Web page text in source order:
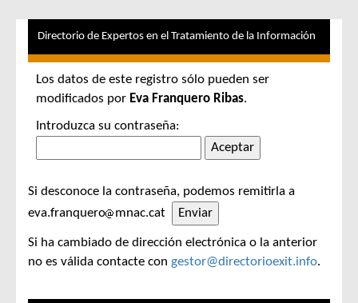
Directorio de Expertos en el Tratamiento de la Información
Los datos de este registro sólo pueden ser
modificados por Eva Franquero Ribas.
Introduzca su contraseña:
Si desconoce la contraseña, podemos remitirla a
eva.franquero
mnac.cat
Si ha cambiado de dirección electrónica o la anterior
no es válida contacte con gestor@directorioexit.info.